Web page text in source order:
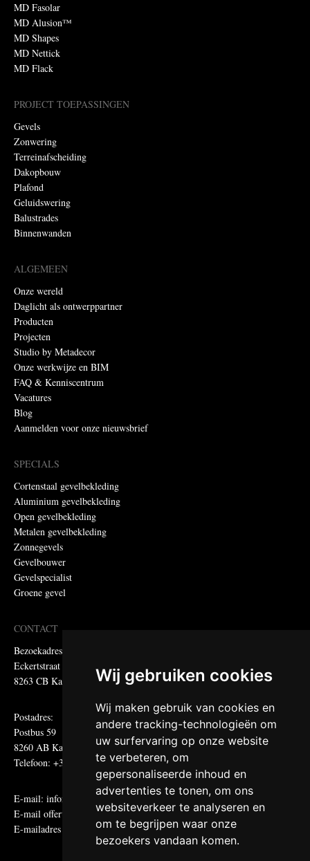
Wij gebruiken cookies
Wij maken gebruik van cookies en
andere tracking-technologieën om
uw surfervaring op onze website
te verbeteren, om
gepersonaliseerde inhoud en
advertenties te tonen, om ons
websiteverkeer te analyseren en
om te begrijpen waar onze
bezoekers vandaan komen.
MD Fasolar
MD Alusion™
MD Shapes
MD Nettick
MD Flack
PROJECT TOEPASSINGEN
Gevels
Zonwering
Terreinafscheiding
Dakopbouw
Plafond
Geluidswering
Balustrades
Binnenwanden
ALGEMEEN
Onze wereld
Daglicht als ontwerppartner
Producten
Projecten
Studio by Metadecor
Onze werkwijze en BIM
FAQ & Kenniscentrum
Vacatures
Blog
Aanmelden voor onze nieuwsbrief
SPECIALS
Cortenstaal gevelbekleding
Aluminium gevelbekleding
Open gevelbekleding
Metalen gevelbekleding
Zonnegevels
Gevelbouwer
Gevelspecialist
Groene gevel
CONTACT
Bezoekadres:
Eckertstraat 75
8263 CB Kampen
Postadres:
Postbus 59
8260 AB Kampen
Telefoon: +31 (0)38 331 81 81
E-mail: informatie@metadecor.nl
E-mail offertes:
calculatie@metadecor.nl
E-mailadres administratie:facturen@metadecor.nl